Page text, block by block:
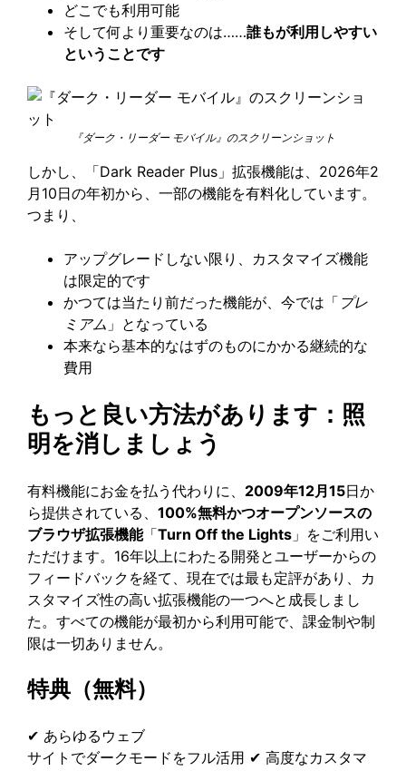
どこでも利用可能
そして何より重要なのは……誰もが利用しやすい
ということです
『ダーク・リーダー モバイル』のスクリーンショット
しかし、「Dark Reader Plus」拡張機能は、2026年2
月10日の年初から、一部の機能を有料化しています。
つまり、
アップグレードしない限り、カスタマイズ機能
は限定的です
かつては当たり前だった機能が、今では「 プレ
ミアム 」となっている
本来なら基本的なはずのものにかかる継続的な
費用
もっと良い方法があります：照
明を消しましょう
有料機能にお金を払う代わりに、 2009年12月15日か
ら提供されている、 100%無料かつオープンソースの
ブラウザ拡張機能「Turn Off the Lights 」をご利用い
ただけます。16年以上にわたる開発とユーザーからの
フィードバックを経て、現在では最も定評があり、カ
スタマイズ性の高い拡張機能の一つへと成長しまし
た。すべての機能が最初から利用可能で、課金制や制
限は一切ありません。
特典（無料）
✔ あらゆるウェブ
サイトでダークモードをフル活用 ✔ 高度なカスタマ